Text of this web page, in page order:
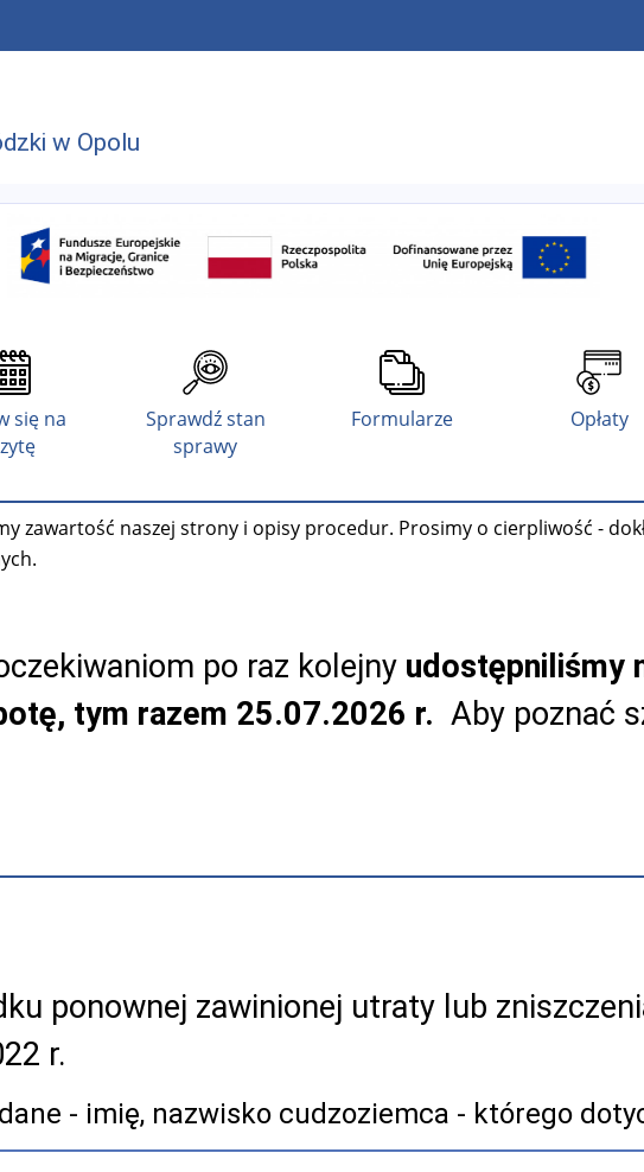
w Opolu
się na
Sprawdź stan
sprawy
Formularze Opłaty
zawartość naszej strony i opisy procedur. Prosimy o cierpliwość -
po raz kolejny udostępniliśmy
tym razem 25.07.2026 r. Aby poznać
ponownej zawinionej utraty lub
r.
- imię, nazwisko cudzoziemca - którego